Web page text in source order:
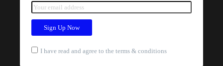
I have read and agree to the terms & conditions